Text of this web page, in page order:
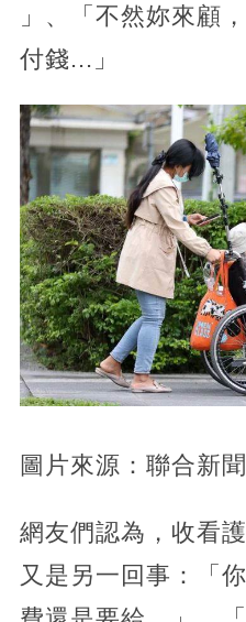
」、「不然妳來顧
付錢...」
圖片來源：聯合新
網友們認為，收看
又是另一回事：「